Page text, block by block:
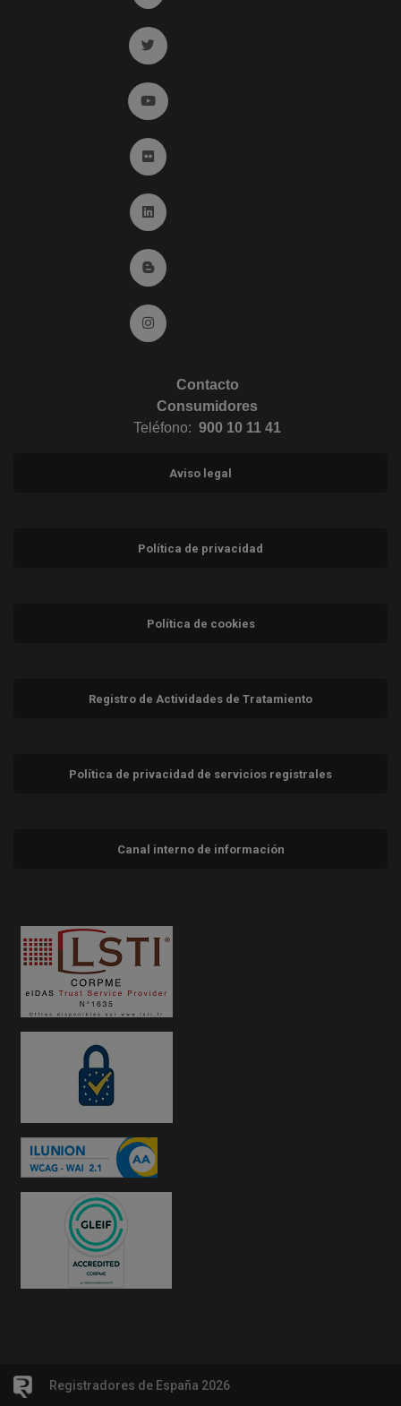
Ir a twitter (abre en ventana nueva)
Ir a YouTube (abre en ventana nueva)
Ir a Flickr (abre en ventana nueva)
Ir a Linkedin (abre en ventana nueva)
Ir al Blog (abre en ventana nueva)
Ir a Instagram (abre en ventana nueva)
Contacto
Consumidores
Teléfono: 900 10 11 41
Aviso legal
Política de privacidad
Política de cookies
Registro de Actividades de Tratamiento
Política de privacidad de servicios registrales
Canal interno de información
Registradores de España 2026